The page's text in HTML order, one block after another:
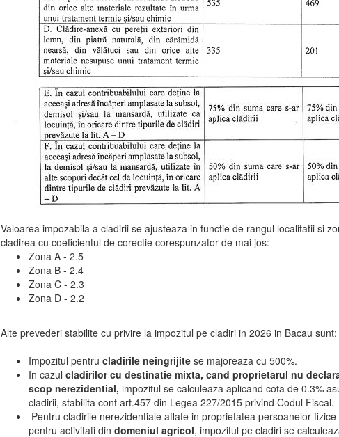
Valoarea impozabila a cladirii se ajusteaza in functie de rangul localitatii si
cladirea cu coeficientul de corectie corespunzator de mai jos:
Zona A - 2.5
Zona B - 2.4
Zona C - 2.3
Zona D - 2.2
Alte prevederi stabilite cu privire la impozitul pe cladiri in 2026 in Bacau sunt:
Impozitul pentru cladirile neingrijite se majoreaza cu 500%.
In cazul cladirilor cu destinatie mixta, cand proprietarul nu
scop nerezidential, impozitul se calculeaza aplicand cota de 0.3%
cladirii, stabilita conf art.457 din Legea 227/2015 privind Codul Fiscal.
Pentru cladirile nerezidentiale aflate in proprietatea persoanelor
pentru activitati din domeniul agricol, impozitul pe cladiri se